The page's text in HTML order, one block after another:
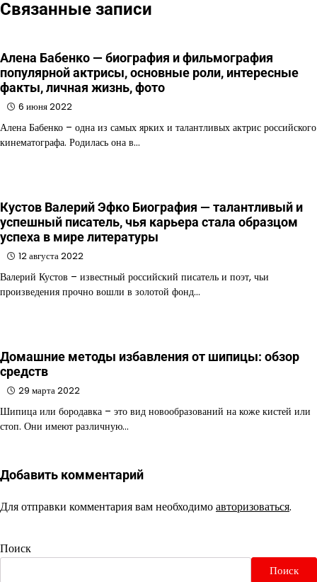
Связанные записи
Алена Бабенко — биография и фильмография
популярной актрисы, основные роли, интересные
факты, личная жизнь, фото
6 июня 2022
Алена Бабенко – одна из самых ярких и талантливых актрис российского
кинематографа. Родилась она в…
Кустов Валерий Эфко Биография — талантливый и
успешный писатель, чья карьера стала образцом
успеха в мире литературы
12 августа 2022
Валерий Кустов – известный российский писатель и поэт, чьи
произведения прочно вошли в золотой фонд…
Домашние методы избавления от шипицы: обзор
средств
29 марта 2022
Шипица или бородавка – это вид новообразований на коже кистей или
стоп. Они имеют различную…
Добавить комментарий
Для отправки комментария вам необходимоавторизоваться.
Поиск
Поиск